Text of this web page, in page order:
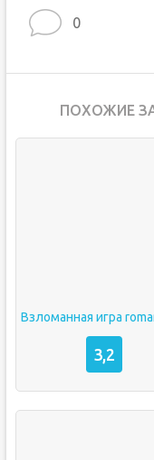
0
ПОХОЖИЕ
3,2